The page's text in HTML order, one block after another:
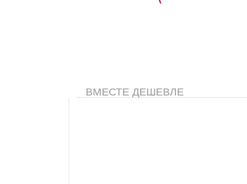
ВМЕСТЕ ДЕШЕВЛЕ